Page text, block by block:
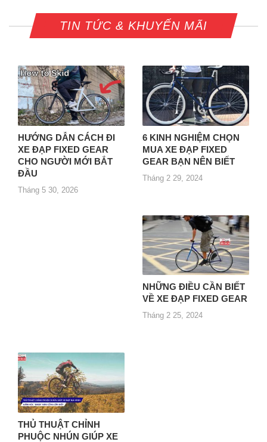
TIN TỨC & KHUYẾN MÃI
HƯỚNG DẪN CÁCH ĐI
XE ĐẠP FIXED GEAR
CHO NGƯỜI MỚI BẮT
ĐẦU
Tháng 5 30, 2026
6 KINH NGHIỆM CHỌN
MUA XE ĐẠP FIXED
GEAR BẠN NÊN BIẾT
Tháng 2 29, 2024
NHỮNG ĐIỀU CẦN BIẾT
VỀ XE ĐẠP FIXED GEAR
Tháng 2 25, 2024
THỦ THUẬT CHỈNH
PHUỘC NHÚN GIÚP XE